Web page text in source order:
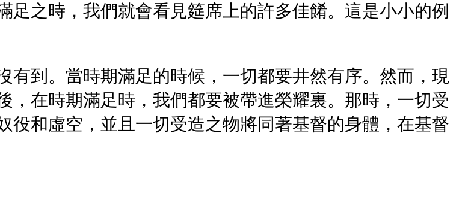
足之時，我們就會看見筵席上的許多佳餚。這是小小的例
有到。當時期滿足的時候，一切都要井然有序。然而，現
，在時期滿足時，我們都要被帶進榮耀裏。那時，一切受
役和虛空，並且一切受造之物將同著基督的身體，在基督